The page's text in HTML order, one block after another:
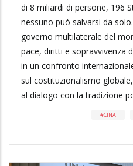
di 8 miliardi di persone, 196
nessuno può salvarsi da
governo multilaterale del
pace, diritti e sopravvivenza
in un confronto
sul costituzionalismo
al dialogo con la tradizione
CINA